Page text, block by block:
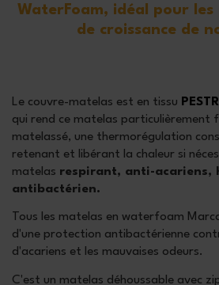
WaterFoam, idéal pour
de croissance de
Le couvre-matelas est en tissu
qui rend ce matelas particulièrement
matelassé, une thermorégulation
retenant et libérant la chaleur si
matelas respirant, anti-acariens,
antibactérien.
Tous les matelas en waterfoam
d'une protection antibactérienne
d'acariens et les mauvaises odeurs.
C'est un matelas déhoussable avec